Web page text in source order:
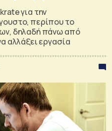
για την
περίπου το
δηλαδή πάνω από
αλλάξει εργασία